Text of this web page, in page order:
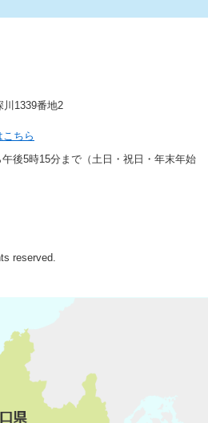
1339番地2
ちら
後5時15分まで（土日・祝日・年末年始
reserved.